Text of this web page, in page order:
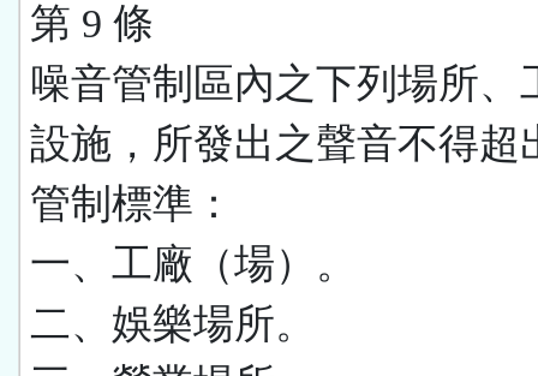
第 9 條
噪音管制區內之下列場所、
設施，所發出之聲音不得超
管制標準：
一、工廠（場）。
二、娛樂場所。